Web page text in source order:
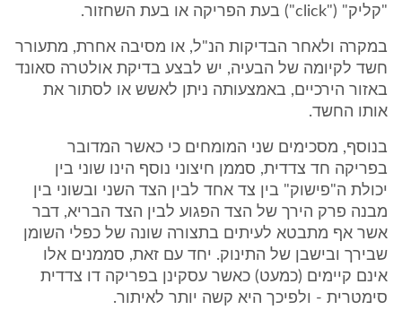
"קליק" ("click") בעת הפריקה או בעת השחזור.
במקרה ולאחר הבדיקות הנ"ל, או מסיבה אחרת, מתעורר
חשד לקיומה של הבעיה, יש לבצע בדיקת אולטרה סאונד
באזור הירכיים, באמצעותה ניתן לאשש או לסתור את
אותו החשד.
בנוסף, מסכימים שני המומחים כי כאשר המדובר
בפריקה חד צדדית, סממן חיצוני נוסף הינו שוני בין
יכולת ה"פישוק" בין צד אחד לבין הצד השני ובשוני בין
מבנה פרק הירך של הצד הפגוע לבין הצד הבריא, דבר
אשר אף מתבטא לעיתים בתצורה שונה של כפלי השומן
שבירך ובישבן של התינוק. יחד עם זאת, סממנים אלו
אינם קיימים (כמעט) כאשר עסקינן בפריקה דו צדדית
סימטרית - ולפיכך היא קשה יותר לאיתור.